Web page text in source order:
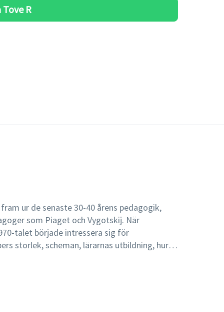
Tove R
ur de senaste 30-40 årens pedagogik,
som Piaget och Vygotskij. När
talet började intressera sig för
storlek, scheman, lärarnas utbildning, hur
fokus från elevers individuella